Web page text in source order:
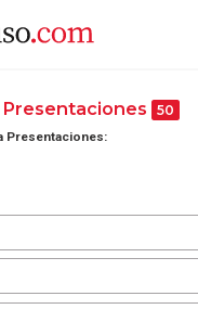
50
Presentaciones: